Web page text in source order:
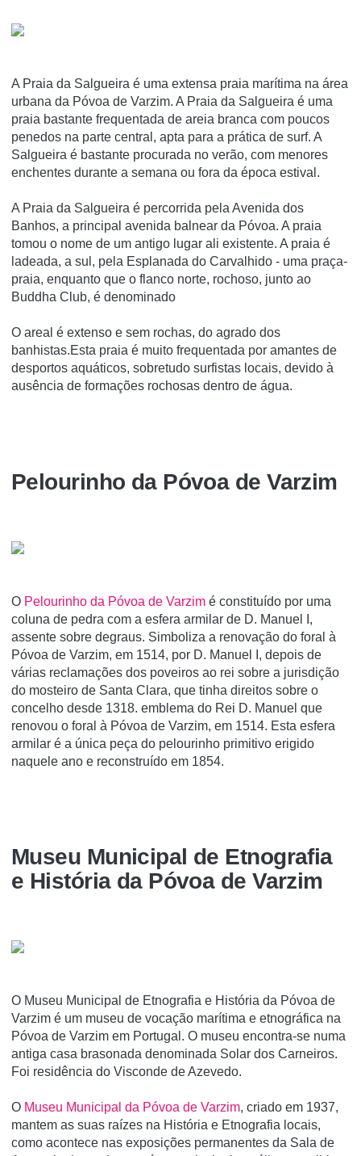
A Praia da Salgueira é uma extensa praia marí­tima na área
urbana da Póvoa de Varzim. A Praia da Salgueira é uma
praia bastante frequentada de areia branca com poucos
penedos na parte central, apta para a prática de surf. A
Salgueira é bastante procurada no verão, com menores
enchentes durante a semana ou fora da época estival.
A Praia da Salgueira é percorrida pela Avenida dos
Banhos, a principal avenida balnear da Póvoa. A praia
tomou o nome de um antigo lugar ali existente. A praia é
ladeada, a sul, pela Esplanada do Carvalhido - uma praça-
praia, enquanto que o flanco norte, rochoso, junto ao
Buddha Club, é denominado
O areal é extenso e sem rochas, do agrado dos
banhistas.Esta praia é muito frequentada por amantes de
desportos aquáticos, sobretudo surfistas locais, devido à
ausência de formações rochosas dentro de água.
Pelourinho da Póvoa de Varzim
O Pelourinho da Póvoa de Varzim é constituí­do por uma
coluna de pedra com a esfera armilar de D. Manuel I,
assente sobre degraus. Simboliza a renovação do foral à
Póvoa de Varzim, em 1514, por D. Manuel I, depois de
várias reclamações dos poveiros ao rei sobre a jurisdição
do mosteiro de Santa Clara, que tinha direitos sobre o
concelho desde 1318. emblema do Rei D. Manuel que
renovou o foral à Póvoa de Varzim, em 1514. Esta esfera
armilar é a única peça do pelourinho primitivo erigido
naquele ano e reconstruído em 1854.
Museu Municipal de Etnografia
e História da Póvoa de Varzim
O Museu Municipal de Etnografia e História da Póvoa de
Varzim é um museu de vocação marí­tima e etnográfica na
Póvoa de Varzim em Portugal. O museu encontra-se numa
antiga casa brasonada denominada Solar dos Carneiros.
Foi residência do Visconde de Azevedo.
O Museu Municipal da Póvoa de Varzim, criado em 1937,
mantem as suas raízes na História e Etnografia locais,
como acontece nas exposições permanentes da Sala de